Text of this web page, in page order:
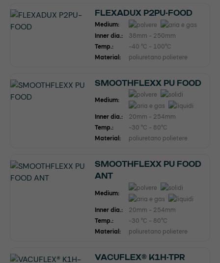
FLEXADUX P2PU-FOOD
Medium:
Inner dia.:
38mm - 250mm
Temp.:
-40 °C - 100°C
Material:
poliuretano polietere
SMOOTHFLEXX PU FOOD
Medium:
Inner dia.:
20mm - 254mm
Temp.:
-30 °C - 80°C
Material:
poliuretano polietere
SMOOTHFLEXX PU FOOD
ANT
Medium:
Inner dia.:
20mm - 254mm
Temp.:
-30 °C - 80°C
Material:
poliuretano polietere
VACUFLEX® K1H-TPR